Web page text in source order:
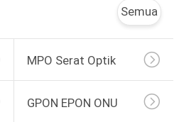
Semua
MPO Serat Optik
GPON EPON ONU